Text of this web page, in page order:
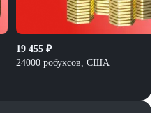
19 455 ₽
24000 робуксов, США